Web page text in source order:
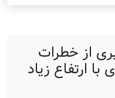
از خطرات
ارتفاع زیاد